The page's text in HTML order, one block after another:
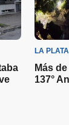
LA PLATA
Más
137°